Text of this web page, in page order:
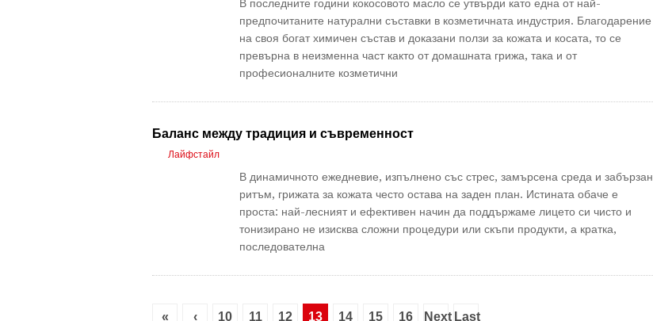
В последните години кокосовото масло се утвърди като една от най-
предпочитаните натурални съставки в козметичната индустрия. Благодарение
на своя богат химичен състав и доказани ползи за кожата и косата, то се
превърна в неизменна част както от домашната грижа, така и от
професионалните козметични
Баланс между традиция и съвременност
Лайфстайл
В динамичното ежедневие, изпълнено със стрес, замърсена среда и забързан
ритъм, грижата за кожата често остава на заден план. Истината обаче е
проста: най-лесният и ефективен начин да поддържаме лицето си чисто и
тонизирано не изисква сложни процедури или скъпи продукти, а кратка,
последователна
« ‹ 10 11 12 13 14 15 16 Next Last